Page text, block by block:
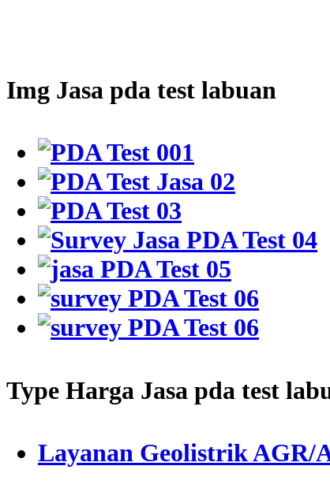
Img Jasa pda test labuan
Type Harga Jasa pda test
Layanan Geolistrik AGR/